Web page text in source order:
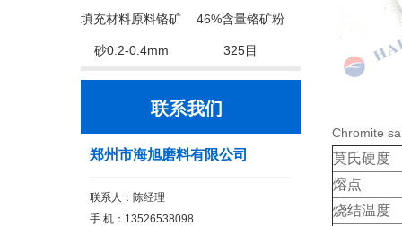
填充材料原料铬矿
砂0.2-0.4mm
46%含量铬矿粉
325目
联系我们
郑州市海旭磨料有限公司
联系人：陈经理
手 机：13526538098
Chromite
莫氏硬度
熔点
烧结温度